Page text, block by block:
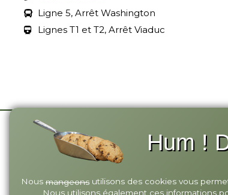
Ligne 5, Arrêt Washington
Lignes T1 et T2, Arrêt Viaduc
© 2026 Annagram - Site réalisé
Hum !
Nous mangeons utilisons des cookies vous
Nous utilisons également ces informations